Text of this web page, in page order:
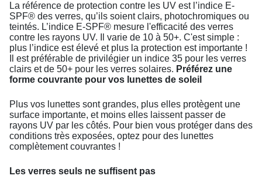
La référence de protection contre les UV est l’indice E-
SPF® des verres, qu’ils soient clairs, photochromiques ou
teintés. L’indice E-SPF® mesure l'efficacité des verres
contre les rayons UV. Il varie de 10 à 50+. C'est simple :
plus l’indice est élevé et plus la protection est importante !
Il est préférable de privilégier un indice 35 pour les verres
clairs et de 50+ pour les verres solaires. Préférez une
forme couvrante pour vos lunettes de soleil
Plus vos lunettes sont grandes, plus elles protègent une
surface importante, et moins elles laissent passer de
rayons UV par les côtés. Pour bien vous protéger dans des
conditions très exposées, optez pour des lunettes
complètement couvrantes !
Les verres seuls ne suffisent pas